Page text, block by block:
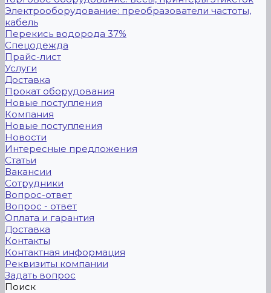
Электрооборудование: преобразователи частоты,
кабель
Перекись водорода 37%
Спецодежда
Прайс-лист
Услуги
Доставка
Прокат оборудования
Новые поступления
Компания
Новые поступления
Новости
Интересные предложения
Статьи
Вакансии
Сотрудники
Вопрос-ответ
Вопрос - ответ
Оплата и гарантия
Доставка
Контакты
Контактная информация
Реквизиты компании
Задать вопрос
Поиск